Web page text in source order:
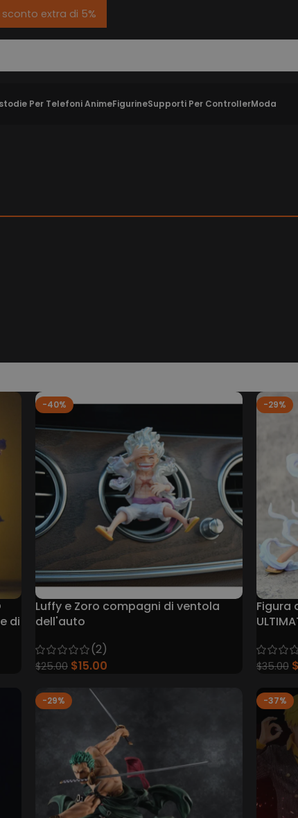
Per Telefoni AnimeFigurineSupporti Per ControllerModa
di
-40%
Luffy e Zoro compagni di ventola
dell'auto
(2)
$25.00 $15.00
-29%
Figura
$35.00 $
-29% -37%
extra di 5%